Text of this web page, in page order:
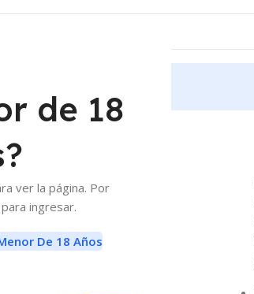
de 18
ver la página. Por
ingresar.
De 18 Años
Banana Berry Ice Salt